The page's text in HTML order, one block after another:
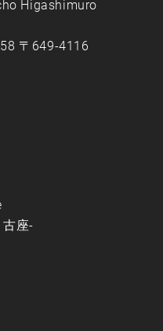
Higashimuro
〒649-4116
古座-